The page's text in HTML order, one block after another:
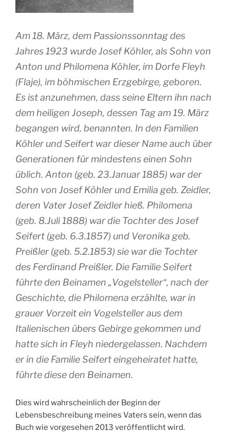
Am 18. März, dem Passionssonntag des
Jahres 1923 wurde Josef Köhler, als Sohn von
Anton und Philomena Köhler, im Dorfe Fleyh
(Flaje), im böhmischen Erzgebirge, geboren.
Es ist anzunehmen, dass seine Eltern ihn nach
dem heiligen Joseph, dessen Tag am 19. März
begangen wird, benannten. In den Familien
Köhler und Seifert war dieser Name auch über
Generationen für mindestens einen Sohn
üblich. Anton (geb. 23.Januar 1885) war der
Sohn von Josef Köhler und Emilia geb. Zeidler,
deren Vater Josef Zeidler hieß. Philomena
(geb. 8.Juli 1888) war die Tochter des Josef
Seifert (geb. 6.3.1857) und Veronika geb.
Preißler (geb. 5.2.1853) sie war die Tochter
des Ferdinand Preißler. Die Familie Seifert
führte den Beinamen „Vogelsteller“, nach der
Geschichte, die Philomena erzählte, war in
grauer Vorzeit ein Vogelsteller aus dem
Italienischen übers Gebirge gekommen und
hatte sich in Fleyh niedergelassen. Nachdem
er in die Familie Seifert eingeheiratet hatte,
führte diese den Beinamen.
Dies wird wahrscheinlich der Beginn der
Lebensbeschreibung meines Vaters sein, wenn das
Buch wie vorgesehen 2013 veröffentlicht wird.